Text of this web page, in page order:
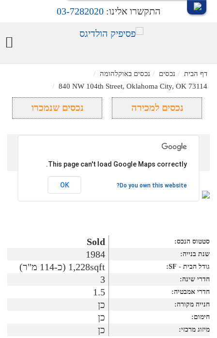
התקשרו אלינו:03-7282020
דף הבית נכסים
נכסים באוקלהומה
840 NW 104th Street, Oklahoma City, OK 73114
נכסים למכירה נכסים שנמכרו
840 NW 104th Street, Oklahoma
City, OK 73114
מחיר הנכס: $110,000
סטטוס הנכס: Sold
שנת בנייה: 1984
גודל הבית - SF: 1,228sqft (כ-114 מ"ר)
חדרי שינה: 3
חדרי אמבטיה: 1.5
חנייה מקורה: כן
חימום: כן
מיזוג מרכזי: כן
This page can't load Google Maps correctly.
Do you own this website?
OK